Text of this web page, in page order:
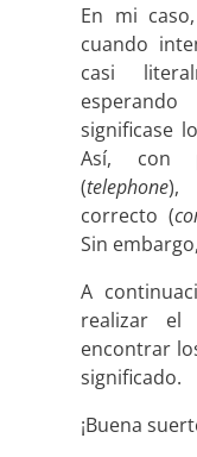
En mi
cuando
casi
significase
Así, con
(telephone),
correcto (
Sin
A
realizar
encontrar
significado.
¡Buena